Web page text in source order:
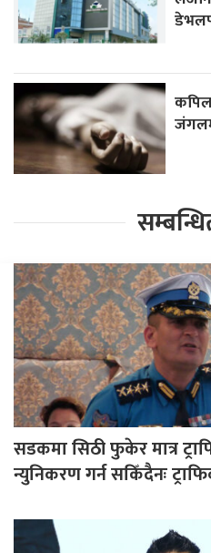
सडकमा सिठी फुकेर मात्र
न्युनिकरण गर्न सकिँदैनः